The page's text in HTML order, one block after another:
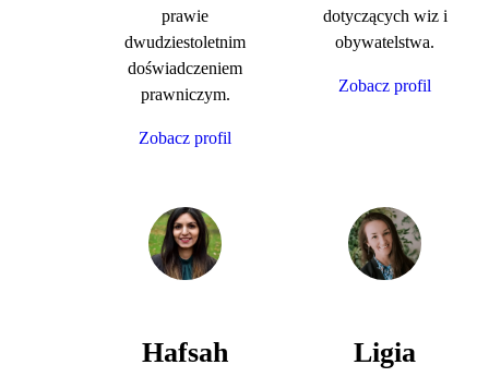
prawie
dwudziestoletnim
doświadczeniem
prawniczym.
Zobacz profil
dotyczących wiz i
obywatelstwa.
Zobacz profil
Hafsah
Ligia